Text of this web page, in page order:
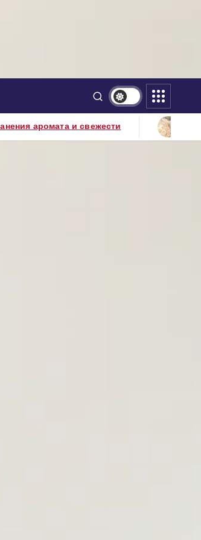
Как приготовить рассыпчатый